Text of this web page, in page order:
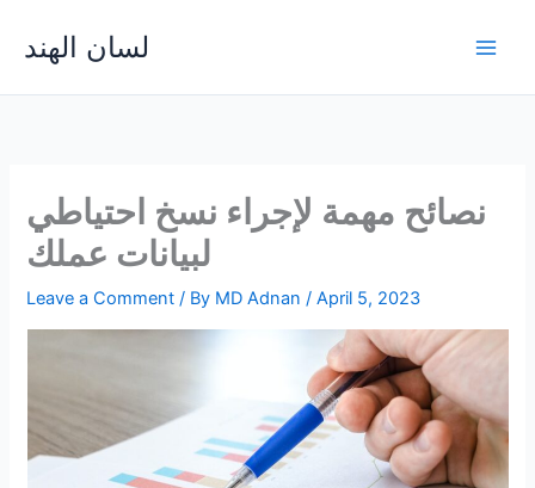
content
لسان الهند
نصائح مهمة لإجراء نسخ احتياطي
لبيانات عملك
Leave a Comment / By MD Adnan/April 5, 2023